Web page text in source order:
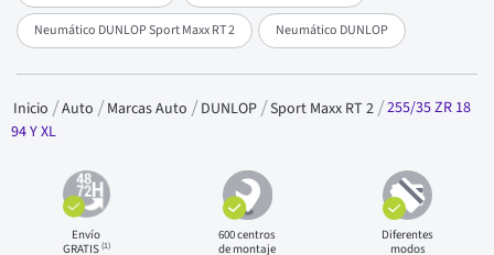
Neumático DUNLOP Sport Maxx RT 2 Neumático DUNLOP
Inicio Auto Marcas Auto DUNLOP Sport Maxx RT 2 255/35 ZR 18
94 Y XL
Envío
GRATIS(1)
600 centros
de montaje
Diferentes
modos